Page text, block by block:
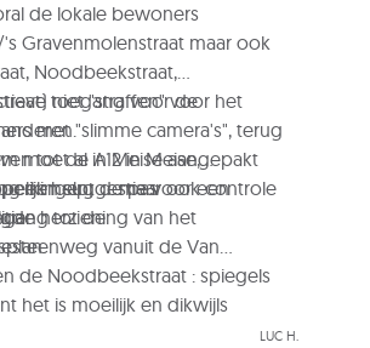
de lokale bewoners
Gravenmolenstraat maar ook
Noodbeekstraat,
niet "straffen" voor het
moet al in Meise aangepakt
helpt de pas
herziening van het
toegang voor de
met "slimme camera's", terug
tot de A12 in Meise,
.... maar ook controle
een suggestie voor een
tot de
vanuit de Van
de Noodbeekstraat : spiegels
het is moeilijk en dikwijls
richting Wolvertem af te draaien.
Luc H.